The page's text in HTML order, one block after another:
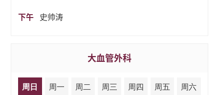
下午 史帅涛
大血管外科
周日 周一 周二 周三 周四 周五 周六